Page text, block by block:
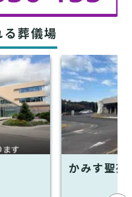
葬儀場
かみす聖苑